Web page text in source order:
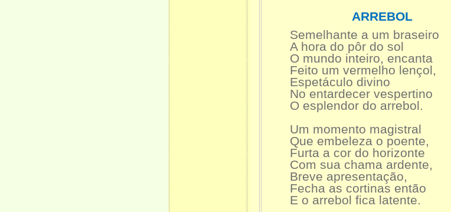
ARREBOL
Semelhante a um braseiro
A hora do pôr do sol
O mundo inteiro, encanta
Feito um vermelho lençol,
Espetáculo divino
No entardecer vespertino
O esplendor do arrebol.
Um momento magistral
Que embeleza o poente,
Furta a cor do horizonte
Com sua chama ardente,
Breve apresentação,
Fecha as cortinas então
E o arrebol fica latente.